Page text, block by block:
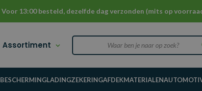
Voor 13:00 besteld, dezelfde dag verzonden (mits op
Assortiment
BESCHERMINGLADINGZEKERINGAFDEKMATERIALEN